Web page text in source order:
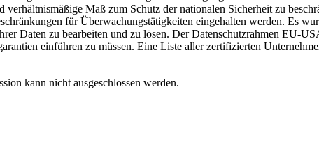
Maß zum Schutz der nationalen Sicherheit zu
für Überwachungstätigkeiten eingehalten werden. Es
Daten zu bearbeiten und zu lösen. Der Datenschutzrahmen EU-
einführen zu müssen. Eine Liste aller zertifizierten
kann nicht ausgeschlossen werden.